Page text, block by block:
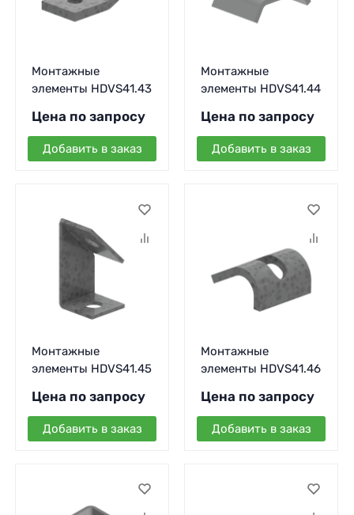
Монтажные
элементы HDVS41.43
Цена по запросу
Добавить в заказ
Монтажные
элементы HDVS41.44
Цена по запросу
Добавить в заказ
Монтажные
элементы HDVS41.45
Цена по запросу
Добавить в заказ
Монтажные
элементы HDVS41.46
Цена по запросу
Добавить в заказ